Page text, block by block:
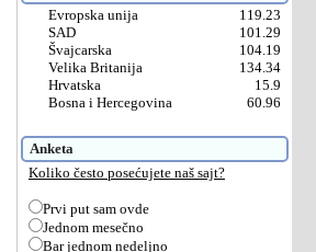
Evropska unija
119.23
SAD
101.29
Švajcarska
104.19
Velika Britanija
134.34
Hrvatska
15.9
Bosna i Hercegovina
60.96
Anketa
Koliko često posećujete naš sajt?
Prvi put sam ovde
Jednom mesečno
Bar jednom nedeljno